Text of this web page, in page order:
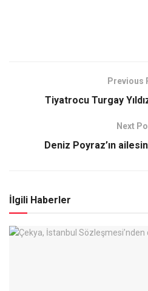
Previous
Tiyatrocu Turgay
Next
Deniz Poyraz’ın
İlgili Haberler